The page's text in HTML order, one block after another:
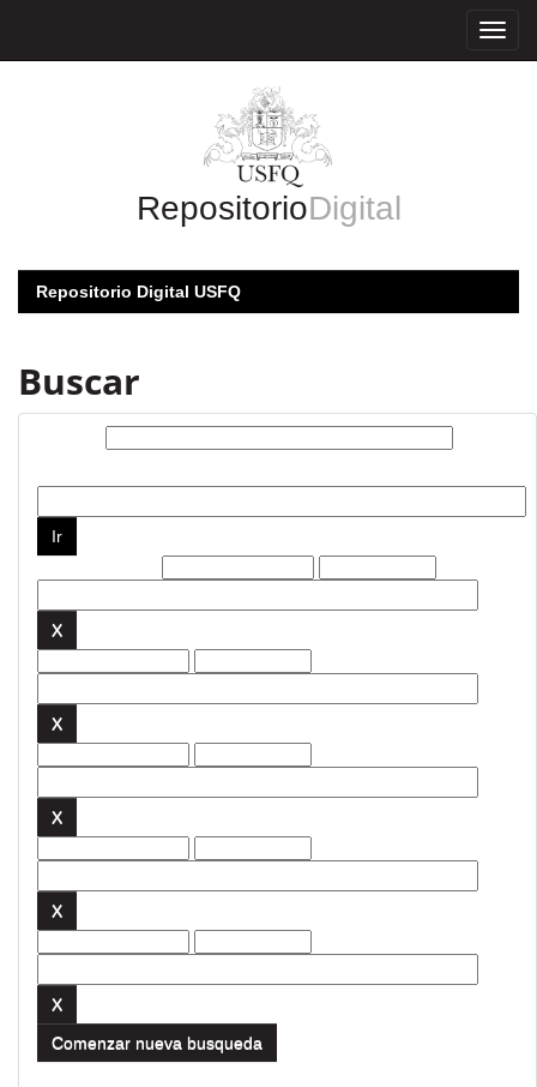
RepositorioDigital
Repositorio Digital USFQ
Buscar
Comenzar nueva busqueda